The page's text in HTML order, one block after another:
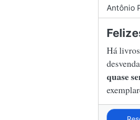
Antônio
Há
quase